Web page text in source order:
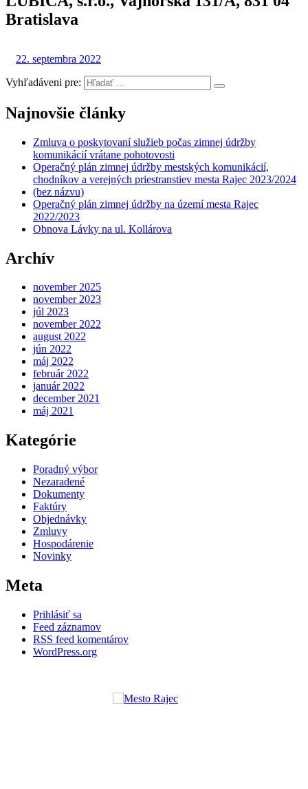
Bratislava
22. septembra 2022
Vyhľadáveni pre:
Najnovšie články
Zmluva o poskytovaní služieb počas zimnej údržby
komunikácií vrátane pohotovosti
Operačný plán zimnej údržby mestských komunikácií,
chodníkov a verejných priestranstiev mesta Rajec 2023/2024
(bez názvu)
Operačný plán zimnej údržby na území mesta Rajec
2022/2023
Obnova Lávky na ul. Kollárova
Archív
november 2025
november 2023
júl 2023
november 2022
august 2022
jún 2022
máj 2022
február 2022
január 2022
december 2021
máj 2021
Kategórie
Poradný výbor
Nezaradené
Dokumenty
Faktúry
Objednávky
Zmluvy
Hospodárenie
Novinky
Meta
Prihlásiť sa
Feed záznamov
RSS feed komentárov
WordPress.org